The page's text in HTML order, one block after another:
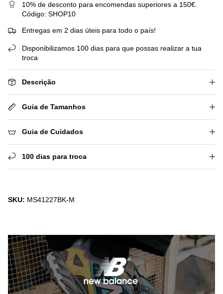
10% de desconto para encomendas superiores a 150€.
Código: SHOP10
Entregas em 2 dias úteis para todo o país!
Disponibilizamos 100 dias para que possas realizar a tua
troca
Descrição
Guia de Tamanhos
Guia de Cuidados
100 dias para troca
SKU: MS41227BK-M